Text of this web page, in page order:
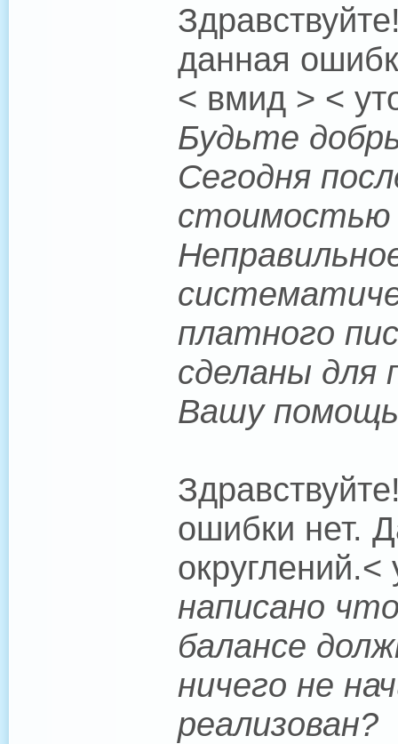
данная
< вмид > <
Будьте
Сегодня
стоимостью
платного
сделаны для
Вашу
ошибки нет.
написано
балансе
ничего не
реализован?